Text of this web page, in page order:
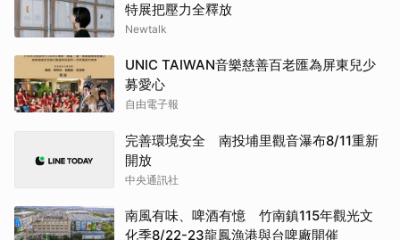
特展把壓力全釋放
Newtalk
UNIC TAIWAN音樂慈善百老匯為屏東兒少
募愛心
自由電子報
完善環境安全 南投埔里觀音瀑布8/11重新
開放
中央通訊社
南風有味、啤酒有憶 竹南鎮115年觀光文
化季8/22-23龍鳳漁港與台啤廠開催